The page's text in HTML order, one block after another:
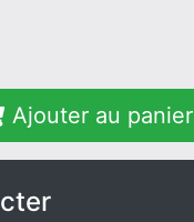
Ajouter au panier